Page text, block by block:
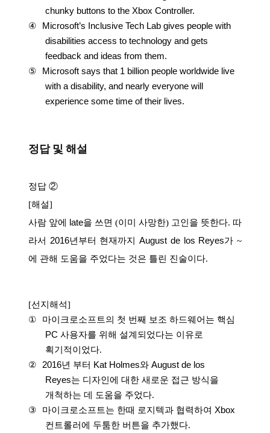
chunky buttons to the Xbox Controller.
④
Microsoft’s Inclusive Tech Lab gives people with
disabilities access to technology and gets
feedback and ideas from them.
⑤
Microsoft says that 1 billion people worldwide live
with a disability, and nearly everyone will
experience some time of their lives.
정답 및 해설
정답 ②
[해설]
사람 앞에 late을 쓰면 (이미 사망한) 고인을 뜻한다. 따
라서 2016년부터 현재까지August de los Reyes가 ~
에 관해 도움을 주었다는 것은 틀린 진술이다.
[선지해석]
①
마이크로소프트의 첫 번째 보조 하드웨어는 핵심
PC사용자를 위해 설계되었다는 이유로
획기적이었다.
②
2016년 부터 Kat Holmes와 August de los
Reyes는 디자인에 대한 새로운 접근 방식을
개척하는 데 도움을 주었다.
③
마이크로소프트는 한때 로지텍과 협력하여 Xbox
컨트롤러에
두툼한 버튼을 추가했다.